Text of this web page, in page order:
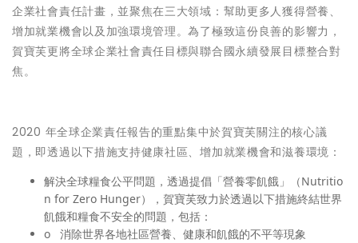
企業社會責任計畫，並聚焦在三大領域：幫助更多人獲得營養、
增加就業機會以及加強環境管理。為了極致這份良善的影響力，
賀寶芙更將全球企業社會責任目標與聯合國永續發展目標整合對
焦。
2020 年全球企業責任報告的重點集中於賀寶芙關注的核心議
題，即透過以下措施支持健康社區、增加就業機會和滋養環境：
解決全球糧食公平問題 ，透過提倡「營養零飢餓」（Nutritio
n for Zero Hunger），賀寶芙致力於透過以下措施終結世界
飢餓和糧食不安全的問題，包括：
o 消除世界各地社區營養、健康和飢餓的不平等現象